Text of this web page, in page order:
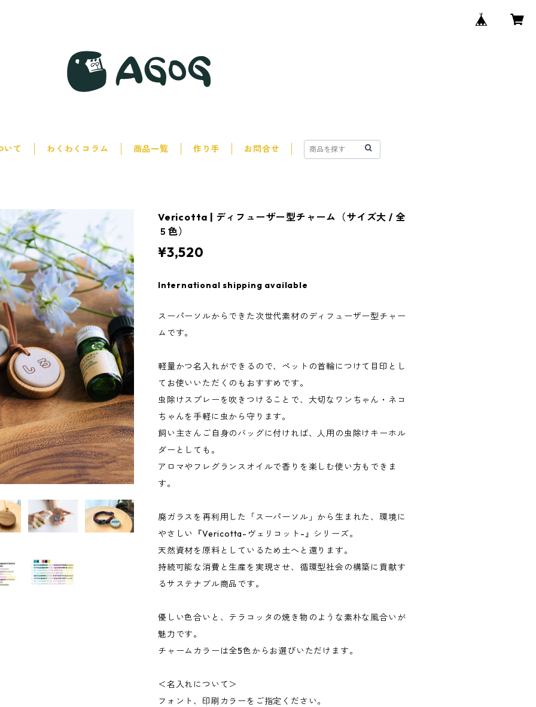
いて わくわくコラム 商品一覧 作り手 お問合せ
Vericotta | ディフューザー型チャーム（サイズ大 / 全
５色）
¥3,520
International shipping available
スーパーソルからできた次世代素材のディフューザー型チャー
ムです。
軽量かつ名入れができるので、ペットの首輪につけて目印とし
てお使いいただくのもおすすめです。
虫除けスプレーを吹きつけることで、大切なワンちゃん・ネコ
ちゃんを手軽に虫から守ります。
飼い主さんご自身のバッグに付ければ、人用の虫除けキーホル
ダーとしても。
アロマやフレグランスオイルで香りを楽しむ使い方もできま
す。
廃ガラスを再利用した「スーパーソル」から生まれた、環境に
やさしい『Vericotta-ヴェリコット-』シリーズ。
天然資材を原料としているため土へと還ります。
持続可能な消費と生産を実現させ、循環型社会の構築に貢献す
るサステナブル商品です。
優しい色合いと、テラコッタの焼き物のような素朴な風合いが
魅力です。
チャームカラーは全5色からお選びいただけます。
＜名入れについて＞
フォント、印刷カラーをご指定ください。